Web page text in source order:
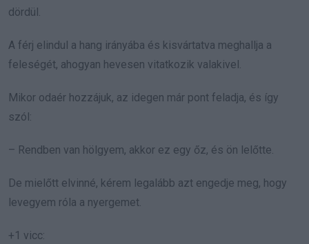
dördül.
A férj elindul a hang irányába és kisvártatva meghallja a
feleségét, ahogyan hevesen vitatkozik valakivel.
Mikor odaér hozzájuk, az idegen már pont feladja, és így
szól:
– Rendben van hölgyem, akkor ez egy őz, és ön lelőtte.
De mielőtt elvinné, kérem legalább azt engedje meg, hogy
levegyem róla a nyergemet.
+1 vicc: